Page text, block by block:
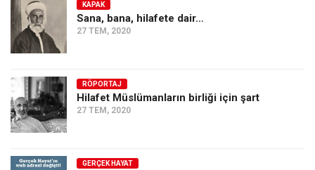
KAPAK
Sana, bana, hilafete dair…
27 TEM, 2020
RÖPORTAJ
Hilafet Müslümanların birliği için şart
27 TEM, 2020
GERÇEK HAYAT